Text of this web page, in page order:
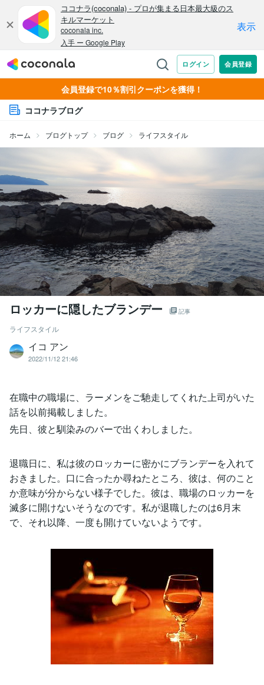
会員登録で10％割引クーポンを獲得！
ココナラブログ
ホーム ブログトップ ブログ ライフスタイル
ロッカーに隠したブランデー 記事
ライフスタイル
イコ アン
2022/11/12 21:46
在職中の職場に、ラーメンをご馳走してくれた上司がいた
話を以前掲載しました。
先日、彼と馴染みのバーで出くわしました。
退職日に、私は彼のロッカーに密かにブランデーを入れて
おきました。口に合ったか尋ねたところ、彼は、何のこと
か意味が分からない様子でした。彼は、職場のロッカーを
滅多に開けないそうなのです。私が退職したのは6月末
で、それ以降、一度も開けていないようです。